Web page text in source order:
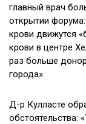
главный врач
открытии
крови движутся
крови в центре
раз больше
города».
Д-р Кулласте
обстоятельства: